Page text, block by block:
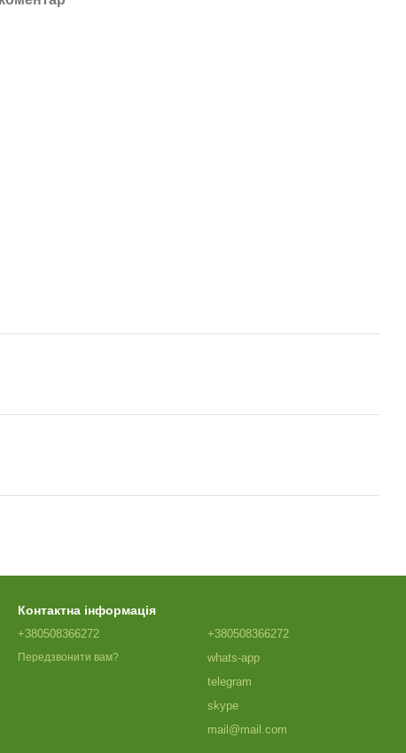
Контактна інформація
+380508366272
Передзвонити вам?
+380508366272
whats-app
telegram
skype
mail@mail.com